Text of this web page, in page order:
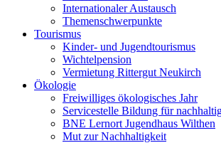
Internationaler Austausch
Themenschwerpunkte
Tourismus
Kinder- und Jugendtourismus
Wichtelpension
Vermietung Rittergut Neukirch
Ökologie
Freiwilliges ökologisches Jahr
Servicestelle Bildung für
BNE Lernort Jugendhaus Wilthen
Mut zur Nachhaltigkeit